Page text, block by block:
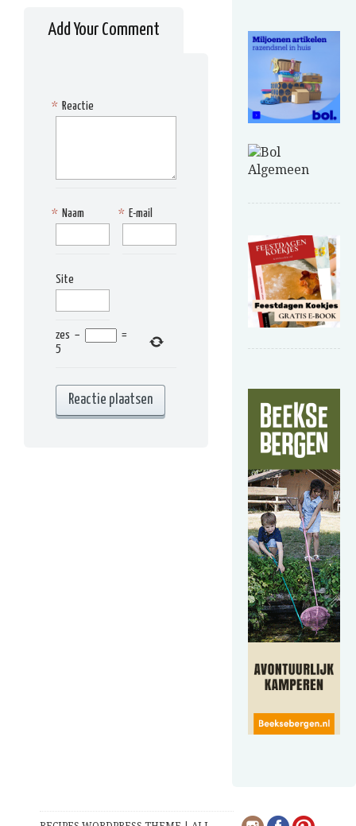
Add Your Comment
Reactie
*
Naam
* E-mail
*
Site
zes −
=
5